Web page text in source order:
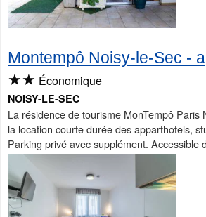
Montempô Noisy-le-Sec -
★★ Économique
NOISY-LE-SEC
La résidence de tourisme MonTempô Paris
la location courte durée des apparthotels,
Parking privé avec supplément. Accessible